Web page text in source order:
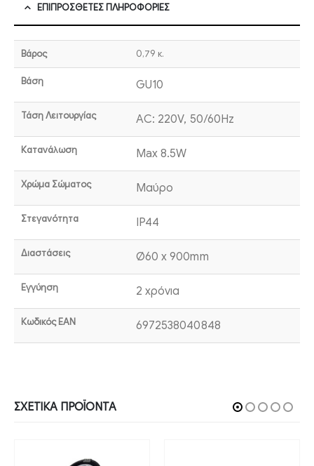
ΕΠΙΠΡΌΣΘΕΤΕΣ ΠΛΗΡΟΦΟΡΊΕΣ
Βάρος 0,79 κ.
Βάση GU10
Τάση Λειτουργίας AC: 220V, 50/60Hz
Κατανάλωση Max 8.5W
Χρώμα Σώματος Μαύρο
Στεγανότητα IP44
Διαστάσεις Ø60 x 900mm
Εγγύηση 2 χρόνια
Κωδικός EAN 6972538040848
ΣΧΕΤΙΚΆ ΠΡΟΪΌΝΤΑ